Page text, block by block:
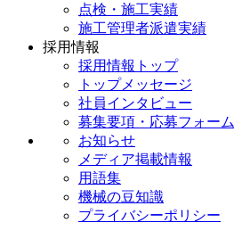
点検・施工実績
施工管理者派遣実績
採用情報
採用情報トップ
トップメッセージ
社員インタビュー
募集要項・応募フォーム
お知らせ
メディア掲載情報
用語集
機械の豆知識
プライバシーポリシー